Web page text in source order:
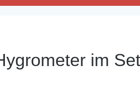
im Set